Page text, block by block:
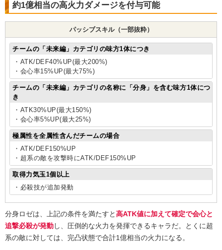
約1億相当の高火力ダメージを付与可能
パッシブスキル（一部抜粋）
チームの「未来編」カテゴリの味方1体につき
・ATK/DEF40%UP(最大200%)
・会心率15%UP(最大75%)
チームの「未来編」カテゴリの名称に「分身」を含む味方1体につ
き
・ATK30%UP(最大150%)
・会心率5%UP(最大25%)
極属性を全属性含んだチームの場合
・ATK/DEF150%UP
・超系の敵を攻撃時にATK/DEF150%UP
取得力気玉1個以上
・必殺技が追加発動
分身ロゼは、上記の条件を満たすと高ATK値に加えて確定で会心と
追撃必殺が発動し、圧倒的な火力を発揮できるキャラだ。とくに超
系の敵に対しては、完凸状態で合計1億相当の火力になる。